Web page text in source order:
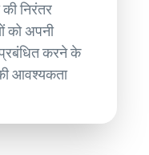
निरंतर
को अपनी
करने के
आवश्यकता